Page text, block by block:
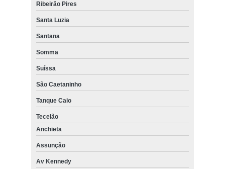
Ribeirão Pires
Santa Luzia
Santana
Somma
Suíssa
São Caetaninho
Tanque Caio
Tecelão
Anchieta
Assunção
Av Kennedy